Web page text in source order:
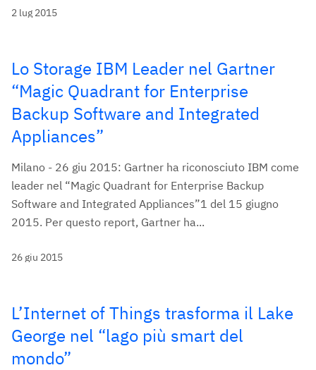
2 lug 2015
Lo Storage IBM Leader nel Gartner
“Magic Quadrant for Enterprise
Backup Software and Integrated
Appliances”
Milano - 26 giu 2015: Gartner ha riconosciuto IBM come
leader nel “Magic Quadrant for Enterprise Backup
Software and Integrated Appliances”1 del 15 giugno
2015. Per questo report, Gartner ha...
26 giu 2015
L’Internet of Things trasforma il Lake
George nel “lago più smart del
mondo”